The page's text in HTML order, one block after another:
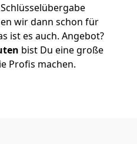
wir dann schon für
ist es auch. Angebot?
bist Du eine große
Profis machen.